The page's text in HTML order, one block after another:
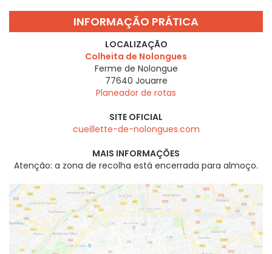
INFORMAÇÃO PRÁTICA
LOCALIZAÇÃO
Colheita de Nolongues
Ferme de Nolongue
77640 Jouarre
Planeador de rotas
SITE OFICIAL
cueillette-de-nolongues.com
MAIS INFORMAÇÕES
Atenção: a zona de recolha está encerrada para almoço.